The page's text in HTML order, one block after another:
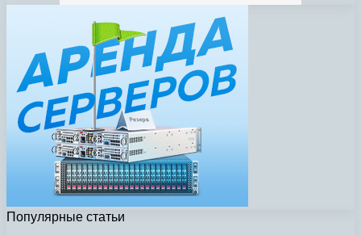
Популярные статьи